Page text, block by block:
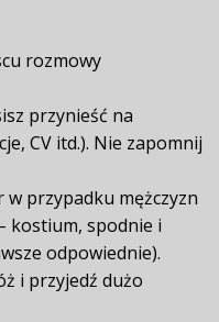
rozmowy
przynieść na
CV itd.). Nie zapomnij
przypadku mężczyzn
kostium, spodnie i
odpowiednie).
i przyjedź dużo